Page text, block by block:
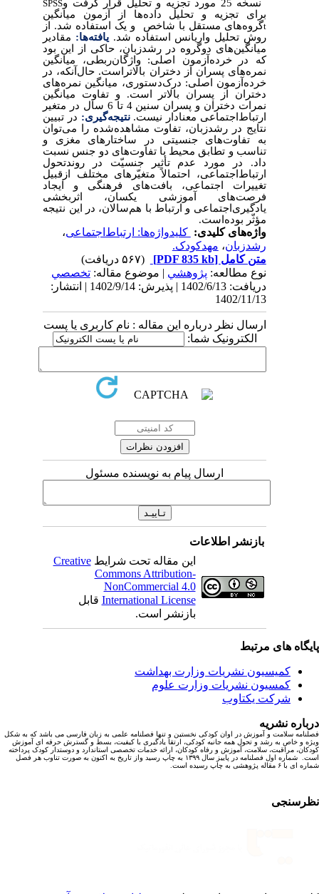
SPSS نسخه 25 مورد تجزیه و تحلیل قرار گرفت و
برای تجزیه و تحلیل داده‌ها از آزمون میانگین
گروه‌های مستقل با شاخص و یک استفاده شد. از
روش تحلیل واریانس استفاده شد.یافته‌ها:مقادیر
میانگین‌های دوگروه در رشدزبان، حاکی از این بود
که در خرده‌آزمون اصلی: واژگان‌ربطی، میانگین
نمره‌های پسران از دختران بالاتراست. حال‌آنکه، در
خرده‌آزمون اصلی: درک‌دستوری، میانگین نمره‌های
دختران از پسران بالاتر است. و تفاوت میانگین
نمرات دختران و پسران سنین 4 تا 6 سال در متغیر
ارتباط‌اجتماعی معنادار نیست.نتیجه‌گیری:در تبیین
نتایج در رشدزبان، تفاوت مشاهده‌شده را می‌توان
به تفاوت‌های جنسیتی در ساختارهای مغزی و
تناسب و تطابق محیط با تفاوتهای دو جنس نسبت
داد. در مورد عدم تأثیر جنسیّت در روندتحول
ارتباط‌اجتماعی، احتمالاً متغیّرهای مختلف ازقبیل
تغییرات اجتماعی، بافت‌های فرهنگی و ایجاد
فرصت‌های آموزشی یکسان، اثربخشی
یادگیری‌اجتماعی و ارتباط با هم‌سالان، در این نتیجه
مؤثّر بوده‌است.
واژه‌های کلیدی:‌ کلیدواژه‌ها: ارتباط‌اجتماعی،
رشدزبان،مهدکودک‌.
متن کامل[PDF 835 kb]
نوع مطالعه:پژوهشي| موضوع مقاله:تخصصي
دریافت: 1402/6/13 | پذیرش: 1402/9/14 | انتشار:
1402/11/13
ارسال نظر درباره این مقاله : نام کاربری یا پست
الکترونیک شما:
ارسال پیام به نویسنده مسئول
بازنشر اطلاعات
این مقاله تحت شرایطCreative
Commons Attribution-
NonCommercial 4.0
International Licenseقابل
بازنشر است.
های مرتبط
کمیسیون نشریات وزارت بهداشت
کمسیون نشریات وزارت علوم
شرکت یکتاوب
نشریه
سلامت و آموزش در اوان کودکی نخستین و تنها فصلنامه علمی به زبان فارسی می باشد که به شکل
و خاص به رشد و تحول همه جانبه کودکی، ارتقا یادگیری با کیفیت، بسط و گسترش حرفه ای آموزش
مراقبت، سلامت، آموزش و رفاه کودکان، ارائه خدمات تخصصی استاندارد و دوستدار کودک پرداخته
است. شماره اول فصلنامه در پاییز سال ۱۳۹۹ به چاپ رسید واز تاریخ به اکنون به صورت تناوب هر فصل
۶ مقاله پژوهشی به چاپ رسیده است.